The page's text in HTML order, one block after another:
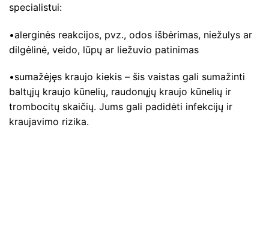
specialistui:
•alerginės reakcijos, pvz., odos išbėrimas, niežulys ar
dilgėlinė, veido, lūpų ar liežuvio patinimas
•sumažėjęs kraujo kiekis – šis vaistas gali sumažinti
baltųjų kraujo kūnelių, raudonųjų kraujo kūnelių ir
trombocitų skaičių. Jums gali padidėti infekcijų ir
kraujavimo rizika.